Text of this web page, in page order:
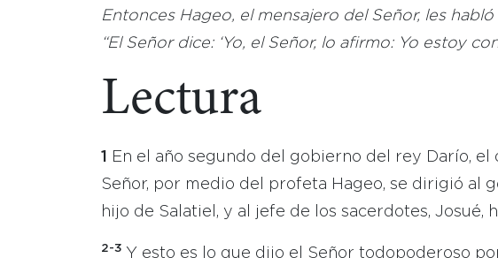
Entonces Hageo, el mensajero del Señor, les
“El Señor dice: ‘Yo, el Señor, lo afirmo: Yo estoy
Lectura
1
En el año segundo del gobierno del rey Darío, el
Señor, por medio del profeta Hageo, se dirigió al
hijo de Salatiel, y al jefe de los sacerdotes, Josué,
2-3 Y esto es lo que dijo el Señor todopoderoso